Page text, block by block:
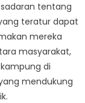
tentang
teratur dapat
mereka
masyarakat,
di
mendukung